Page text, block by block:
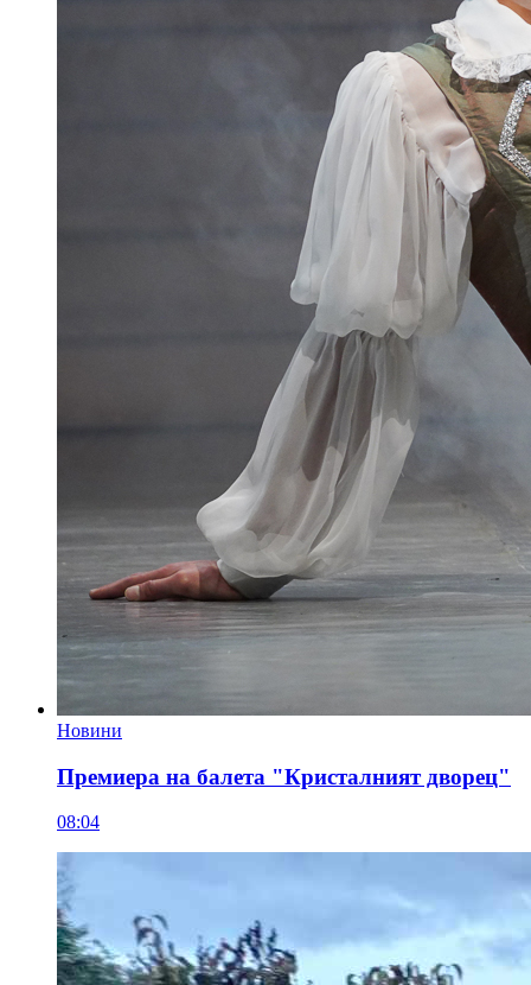
Новини
Премиера на балета "Кристалният дворец"
08:04